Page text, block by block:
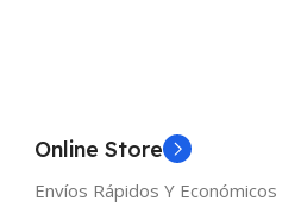
Online Store
Envíos Rápidos Y Económicos